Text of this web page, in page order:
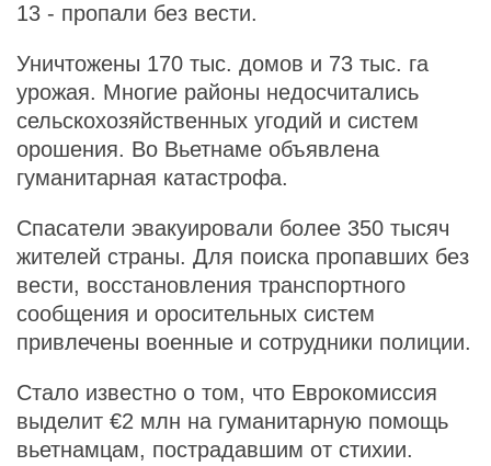
13 - пропали без вести.
Уничтожены 170 тыс. домов и 73 тыс. га
урожая. Многие районы недосчитались
сельскохозяйственных угодий и систем
орошения. Во Вьетнаме объявлена
гуманитарная катастрофа.
Спасатели эвакуировали более 350 тысяч
жителей страны. Для поиска пропавших без
вести, восстановления транспортного
сообщения и оросительных систем
привлечены военные и сотрудники полиции.
Стало известно о том, что Еврокомиссия
выделит €2 млн на гуманитарную помощь
вьетнамцам, пострадавшим от стихии.